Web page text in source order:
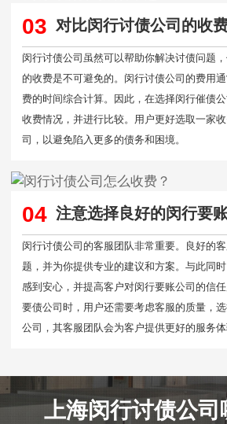
03 对比闵行讨债公司的收
闵行讨债公司虽然可以帮助你解决讨债问题
的收费是不可避免的。闵行讨债公司的费用
费的时间综合计算。因此，在选择闵行催债
收费情况，并进行比较。用户更好选取一家
司，以避免陷入更多的债务和困境。
04 注意选择良好的闵行要
闵行讨债公司的客服团队非常重要。良好的
题，并为你提供专业的建议和方案。与此同
感到安心，并提高客户对闵行要账公司的信
要债公司时，用户还需要考虑客服的质量，
公司，其客服团队会为客户提供更好的服务体
上海闵行讨债公司